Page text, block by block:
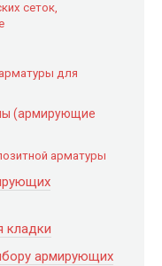
сеток,
для
(армирующие
арматуры
кладки
армирующих